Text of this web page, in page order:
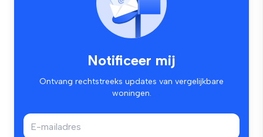
Notificeer mij
Ontvang rechtstreeks updates van vergelijkbare
woningen.